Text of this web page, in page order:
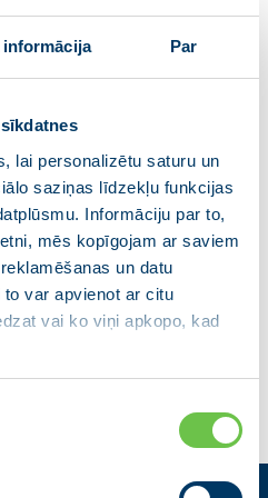
informācija Par
lai personalizētu saturu un
saziņas līdzekļu funkcijas
Informāciju par to,
mēs kopīgojam ar saviem
un datu
var apvienot ar citu
vai ko viņi apkopo, kad
procesu, kas ļaus
pašvaldības pārvaldi, kura
kvalitatīvi apsaimniekot tai
no bijušajiem novadiem!
ir (1) efektīvas
nodrošinot visu bijušo
(2) mazās un vidējās
veicināšana, (3) novada
attīstība un (4) sociāli un
vides veidošana.